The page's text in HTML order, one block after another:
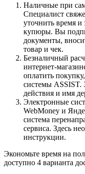
Наличные при
Специалист
уточнить время и
купюры. Вы
документы,
товар и чек.
Безналичный
интернет-
оплатить
системы ASSIST.
действия и имя
Электронные
WebMoney и
система
сервиса. Здесь
инструкции.
Экономьте время на
доступно 4 варианта